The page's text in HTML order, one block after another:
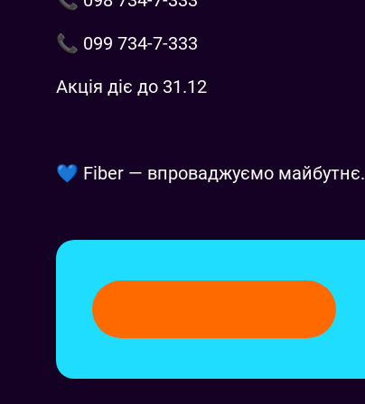
📞 099 734-7-333
Акція діє до 31.12
💙 Fiber — впроваджуємо майбутнє.